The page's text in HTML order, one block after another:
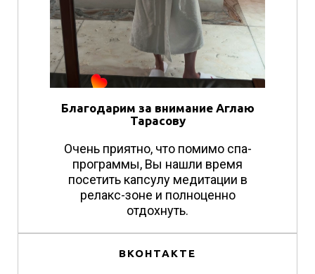
Благодарим за внимание Аглаю
Тарасову
Очень приятно, что помимо спа-
программы, Вы нашли время
посетить капсулу медитации в
релакс-зоне и полноценно
отдохнуть.
ВКОНТАКТЕ